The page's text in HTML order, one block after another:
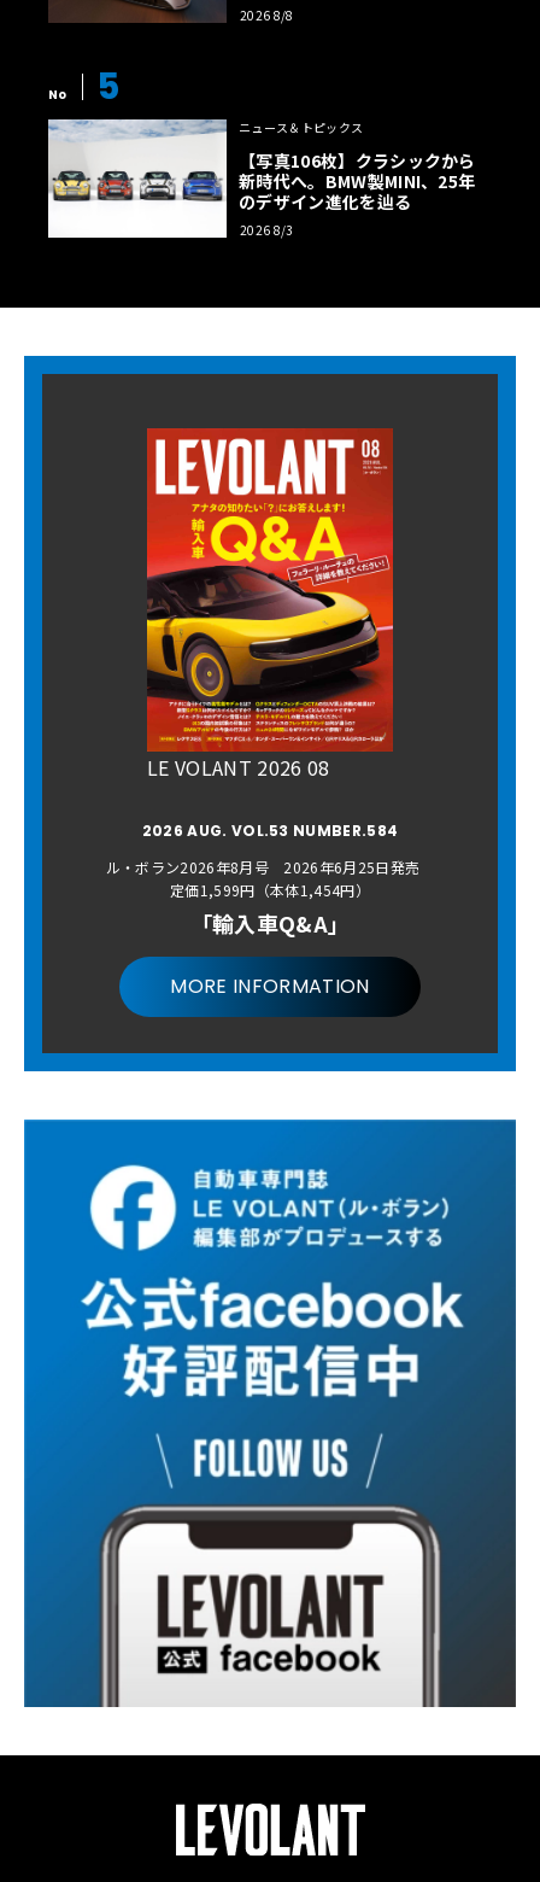
2026 8/8
No 5
ニュース＆トピックス
【写真106枚】クラシックから
新時代へ。BMW製MINI、25年
のデザイン進化を辿る
2026 8/3
LE VOLANT 2026 08
2026 AUG. VOL.53 NUMBER.584
ル・ボラン2026年8月号 2026年6月25日発売
定価1,599円（本体1,454円）
「輸入車Q&A」
MORE INFORMATION